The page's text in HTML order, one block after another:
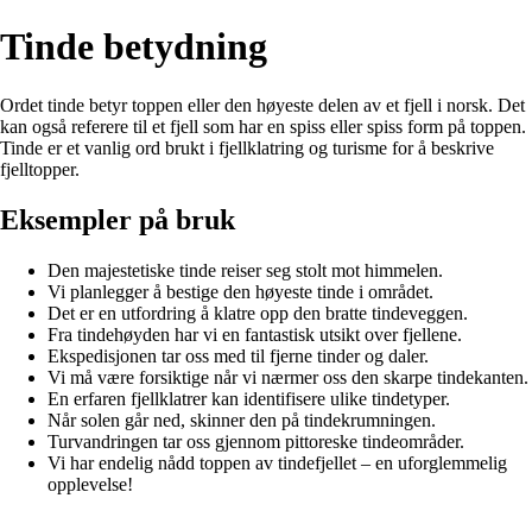
Tinde betydning
Ordet tinde betyr toppen eller den høyeste delen av et fjell i norsk. Det
kan også referere til et fjell som har en spiss eller spiss form på toppen.
Tinde er et vanlig ord brukt i fjellklatring og turisme for å beskrive
fjelltopper.
Eksempler på bruk
Den majestetiske tinde reiser seg stolt mot himmelen.
Vi planlegger å bestige den høyeste tinde i området.
Det er en utfordring å klatre opp den bratte tindeveggen.
Fra tindehøyden har vi en fantastisk utsikt over fjellene.
Ekspedisjonen tar oss med til fjerne tinder og daler.
Vi må være forsiktige når vi nærmer oss den skarpe tindekanten.
En erfaren fjellklatrer kan identifisere ulike tindetyper.
Når solen går ned, skinner den på tindekrumningen.
Turvandringen tar oss gjennom pittoreske tindeområder.
Vi har endelig nådd toppen av tindefjellet – en uforglemmelig
opplevelse!